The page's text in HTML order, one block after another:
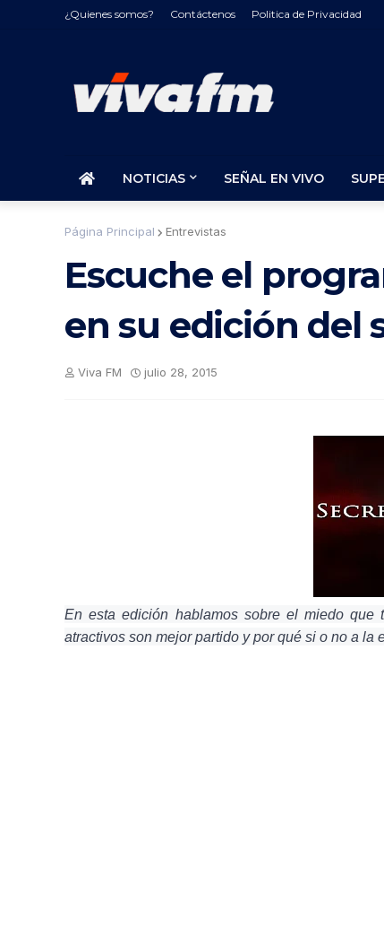
¿Quienes somos? Contáctenos Politica de Privacidad
NOTICIAS SEÑAL EN VIVO
Página Principal Entrevistas
Escuche el
en su edición del
Viva FM julio 28, 2015
En esta edición hablamos sobre el miedo que
atractivos son mejor partido y por qué si o no a la